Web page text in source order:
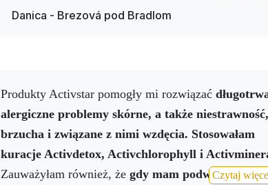
spryskałem klatkę piersiową sprayem Activ NO.
Danica - Brezová pod Bradlom
Produkty Activstar pomogły mi rozwiązać
alergiczne problemy skórne, a także
brzucha i związane z nimi wzdęcia. Stosowałam
kuracje Activdetox, Activchlorophyll i
Zauważyłam również, że gdy mam podwyższoną
Czytaj